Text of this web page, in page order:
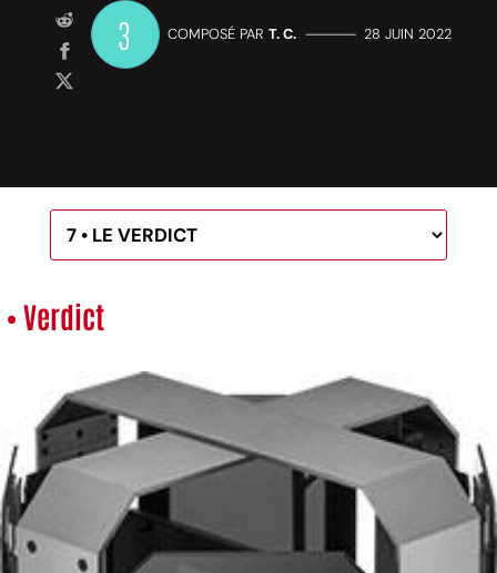
3 COMPOSÉ PAR T. C. ————— 28 JUIN 2022
• Verdict